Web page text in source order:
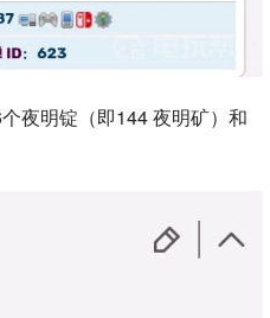
夜明锭（即144 夜明矿）和